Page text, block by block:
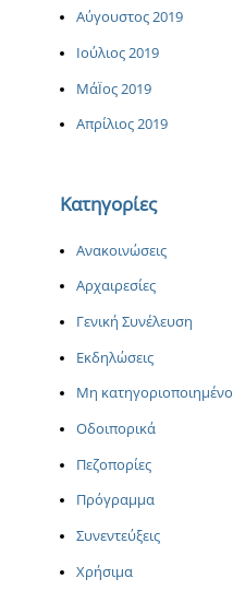
Αύγουστος 2019
Ιούλιος 2019
ΜάΪος 2019
Απρίλιος 2019
Κατηγορίες
Ανακοινώσεις
Αρχαιρεσίες
Γενική Συνέλευση
Εκδηλώσεις
Μη κατηγοριοποιημένο
Οδοιπορικά
Πεζοπορίες
Πρόγραμμα
Συνεντεύξεις
Χρήσιμα